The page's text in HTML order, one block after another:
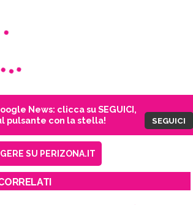
News: clicca su SEGUICI,
pulsante con la stella!
SEGUICI
SU PERIZONA.IT